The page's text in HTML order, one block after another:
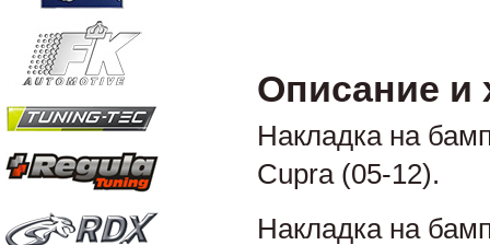
Описание и
Накладка на
Cupra (05-12).
Накладка на